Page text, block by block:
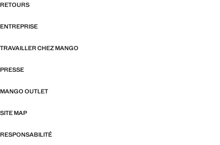
RETOURS
ENTREPRISE
TRAVAILLER CHEZ MANGO
PRESSE
MANGO OUTLET
SITE MAP
RESPONSABILITÉ